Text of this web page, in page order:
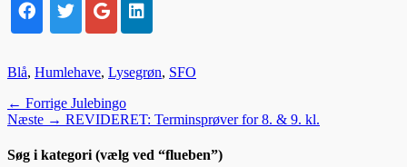
kategorier
Blå, Humlehave, Lysegrøn, SFO
Indlægsnavigation
← Forrige Forrige
indlæg:
Julebingo
Næste → Næste
REVIDERET: Terminsprøver for 8. & 9. kl.
Søg i kategori (vælg ved “flueben”)